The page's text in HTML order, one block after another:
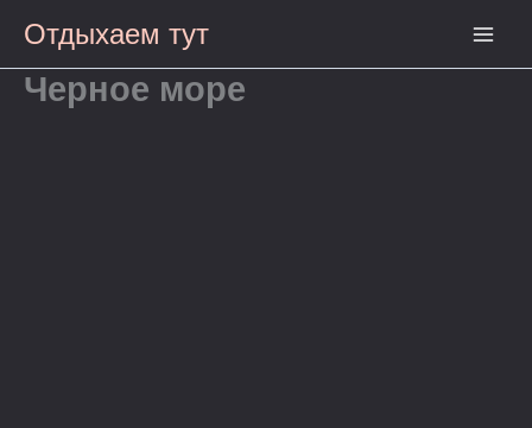
содержимому
Отдыхаем тут
Main
Черное море